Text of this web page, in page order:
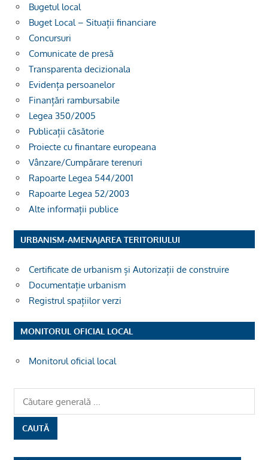
Bugetul local
Buget Local – Situații financiare
Concursuri
Comunicate de presă
Transparenta decizionala
Evidența persoanelor
Finanțări rambursabile
Legea 350/2005
Publicații căsătorie
Proiecte cu finantare europeana
Vânzare/Cumpărare terenuri
Rapoarte Legea 544/2001
Rapoarte Legea 52/2003
Alte informații publice
URBANISM-AMENAJAREA TERITORIULUI
Certificate de urbanism și Autorizații de construire
Documentație urbanism
Registrul spațiilor verzi
MONITORUL OFICIAL LOCAL
Monitorul oficial local